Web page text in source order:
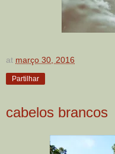
at março 30, 2016
Partilhar
cabelos brancos